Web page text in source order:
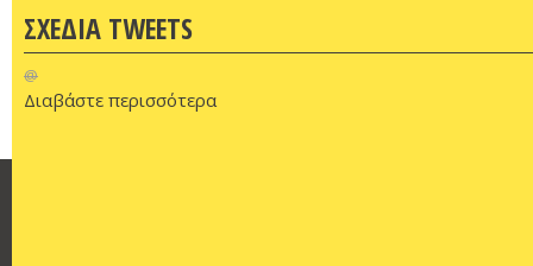
ΣΧΕΔΙΑ TWEETS
@
Διαβάστε περισσότερα